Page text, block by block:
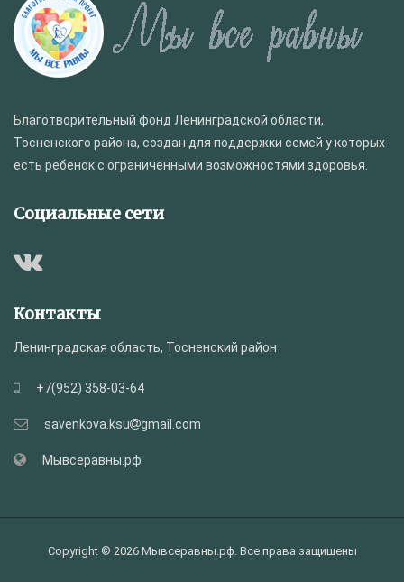
Благотворительный фонд Ленинградской области,
Тосненского района, создан для поддержки семей у которых
есть ребенок с ограниченными возможностями здоровья.
Социальные сети
Контакты
Ленинградская область, Тосненский район
+7(952) 358-03-64
savenkova.ksu gmail.com
Мывсеравны.рф
Copyright © 2026 Мывсеравны.рф. Все права защищены